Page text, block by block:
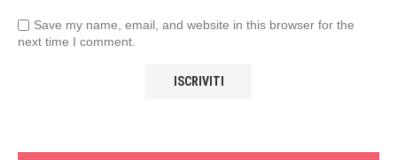
Save my name, email, and website in this browser for the
next time I comment.